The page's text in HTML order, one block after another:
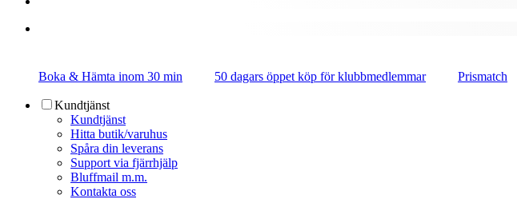
Boka & Hämta inom 30 min 50 dagars öppet köp för klubbmedlemmar Prismatch
Kundtjänst
Kundtjänst
Hitta butik/varuhus
Spåra din leverans
Support via fjärrhjälp
Bluffmail m.m.
Kontakta oss